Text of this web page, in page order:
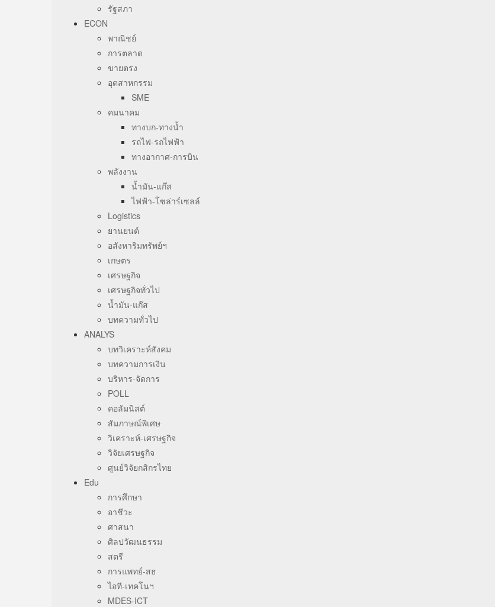
รัฐสภา
ECON
พาณิชย์
การตลาด
ขายตรง
อุตสาหกรรม
SME
คมนาคม
ทางบก-ทางน้ำ
รถไฟ-รถไฟฟ้า
ทางอากาศ-การบิน
พลังงาน
น้ำมัน-แก๊ส
ไฟฟ้า-โซล่าร์เซลล์
Logistics
ยานยนต์
อสังหาริมทรัพย์ฯ
เกษตร
เศรษฐกิจ
เศรษฐกิจทั่วไป
น้ำมัน-แก๊ส
บทความทั่วไป
ANALYS
บทวิเคราะห์สังคม
บทความการเงิน
บริหาร-จัดการ
POLL
คอลัมนิสต์
สัมภาษณ์พิเศษ
วิเคราะห์-เศรษฐกิจ
วิจัยเศรษฐกิจ
ศูนย์วิจัยกสิกรไทย
Edu
การศึกษา
อาชีวะ
ศาสนา
ศิลปวัฒนธรรม
สตรี
การแพทย์-สธ
ไอที-เทคโนฯ
MDES-ICT